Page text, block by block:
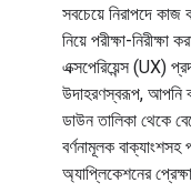
সবচেয়ে নিরাপদে
নিয়ে পরীক্ষা-
এক্সপেরিয়েন্স (UX)
উদাহরণস্বরূপ, আপনি
ডাউন তালিকা থেকে
বর্ণনামূলক
অ্যাপ্লিকেশনের